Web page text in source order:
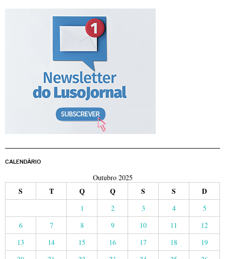
CALENDÁRIO
Outubro 2025
S T Q Q S S D
1 2 3 4
5
6
7 8 9 10 11
12
13
14 15 16 17 18
19